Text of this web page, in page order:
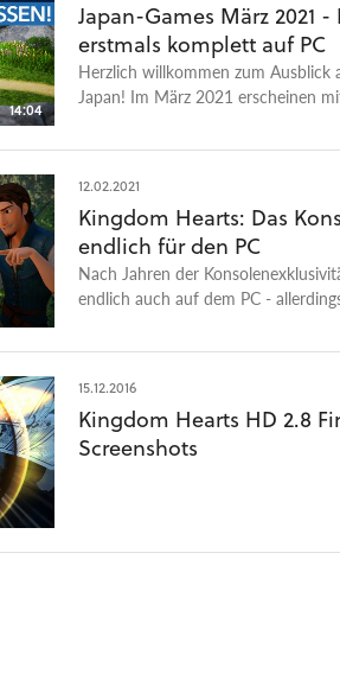
14:04
Japan-Games März 2021
erstmals komplett auf PC
Herzlich willkommen zum Ausblick
Japan! Im März 2021 erscheinen
neben den großen Marken
Außerdem dürfen sich PC-Spieler
Sammlung auf der Plattform
japanischen Spiele bringt euch
Eindrücke. Diesen Monat haben
angespielt und geben euch einen
genauer vor.
12.02.2021
Kingdom Hearts: Das
endlich für den PC
Nach Jahren der
endlich auch auf dem PC -
15.12.2016
Kingdom Hearts HD 2.8
Screenshots